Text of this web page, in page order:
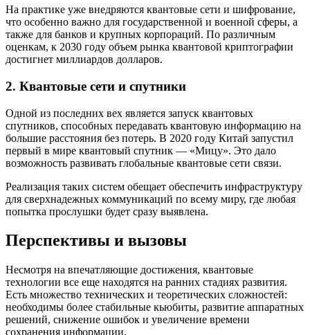
На практике уже внедряются квантовые сети и шифрование,
что особенно важно для государственной и военной сферы, а
также для банков и крупных корпораций. По различным
оценкам, к 2030 году объем рынка квантовой криптографии
достигнет миллиардов долларов.
2. Квантовые сети и спутники
Одной из последних вех является запуск квантовых
спутников, способных передавать квантовую информацию на
большие расстояния без потерь. В 2020 году Китай запустил
первый в мире квантовый спутник — «Мицу». Это дало
возможность развивать глобальные квантовые сети связи.
Реализация таких систем обещает обеспечить инфраструктуру
для сверхнадежных коммуникаций по всему миру, где любая
попытка прослушки будет сразу выявлена.
Перспективы и вызовы
Несмотря на впечатляющие достижения, квантовые
технологии все еще находятся на ранних стадиях развития.
Есть множество технических и теоретических сложностей:
необходимы более стабильные кьюбиты, развитие аппаратных
решений, снижение ошибок и увеличение времени
сохранения информации.